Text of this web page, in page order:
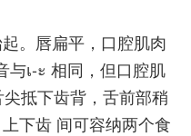
。唇扁平，口腔肌肉
与เ-ะ 相同，但口腔肌
抵下齿背，舌前部稍
下齿 间可容纳两个食